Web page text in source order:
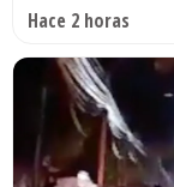
Hace 2 horas